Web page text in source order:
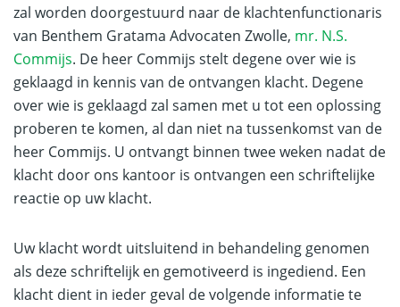
zal worden doorgestuurd naar de klachtenfunctionaris
van Benthem Gratama Advocaten Zwolle, mr. N.S.
Commijs. De heer Commijs stelt degene over wie is
geklaagd in kennis van de ontvangen klacht. Degene
over wie is geklaagd zal samen met u tot een oplossing
proberen te komen, al dan niet na tussenkomst van de
heer Commijs. U ontvangt binnen twee weken nadat de
klacht door ons kantoor is ontvangen een schriftelijke
reactie op uw klacht.
Uw klacht wordt uitsluitend in behandeling genomen
als deze schriftelijk en gemotiveerd is ingediend. Een
klacht dient in ieder geval de volgende informatie te